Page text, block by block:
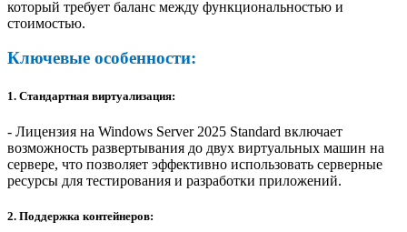
который требует баланс между функциональностью и
стоимостью.
Ключевые особенности:
1. Стандартная виртуализация:
- Лицензия на Windows Server 2025 Standard включает
возможность развертывания до двух виртуальных машин на
сервере, что позволяет эффективно использовать серверные
ресурсы для тестирования и разработки приложений.
2. Поддержка контейнеров: